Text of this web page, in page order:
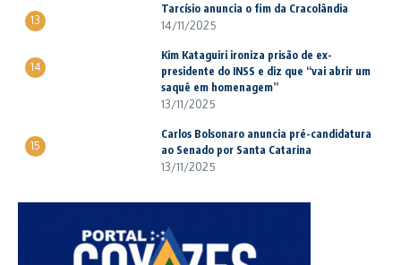
13
Tarcísio anuncia o fim da Cracolândia
14/11/2025
14
Kim Kataguiri ironiza prisão de ex-
presidente do INSS e diz que “vai abrir um
saquê em homenagem”
13/11/2025
15
Carlos Bolsonaro anuncia pré-candidatura
ao Senado por Santa Catarina
13/11/2025